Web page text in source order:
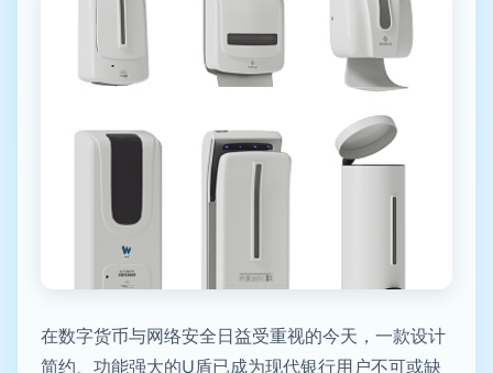
在数字货币与网络安全日益受重视的今天，一款设计
简约、功能强大的U盾已成为现代银行用户不可或缺